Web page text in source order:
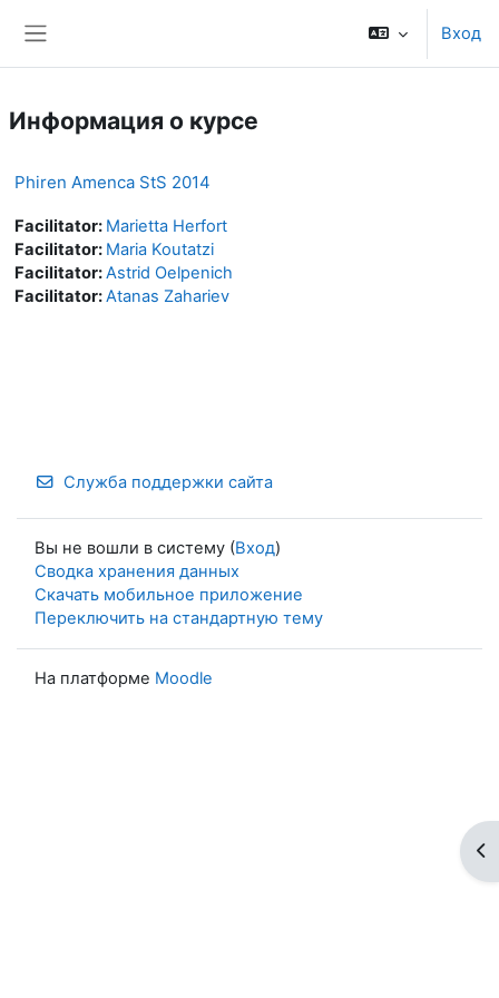
Вход
Информация о курсе
Phiren Amenca StS 2014
Facilitator: Marietta Herfort
Facilitator: Maria Koutatzi
Facilitator:Astrid Oelpenich
Facilitator:Atanas Zahariev
Служба поддержки сайта
Вы не вошли в систему (Вход)
Сводка хранения данных
Скачать мобильное приложение
Переключить на стандартную тему
На платформе Moodle